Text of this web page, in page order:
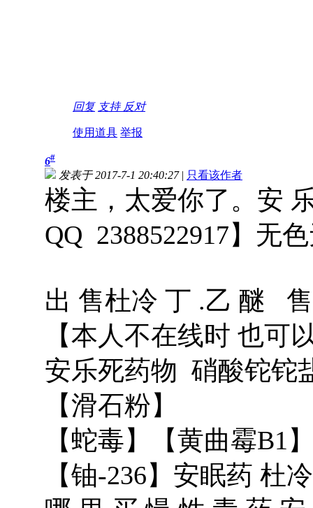
回复 支持 反对
使用道具 举报
6#
发表于 2017-7-1 20:40:27 | 只看该作者
楼主，太爱你了。安
QQ 2388522917】无
出 售杜冷 丁 .乙 醚
【本人不在线时 也可
安乐死药物 硝酸铊铊
【滑石粉】
【蛇毒】【黄曲霉B1
【铀-236】安眠药 杜